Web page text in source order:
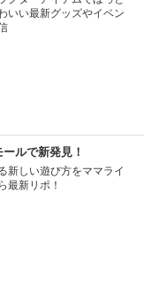
いい最新グッズやイベン
ルで新発見！
新しい遊び方をママライ
最新リポ！